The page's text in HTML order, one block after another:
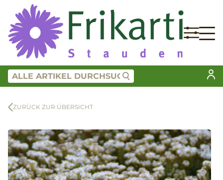
ZURÜCK ZUR ÜBERSICHT